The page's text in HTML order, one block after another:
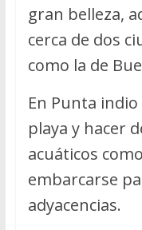
gran belleza,
cerca de dos
como la de
En Punta
playa y hacer
acuáticos
embarcarse
adyacencias.